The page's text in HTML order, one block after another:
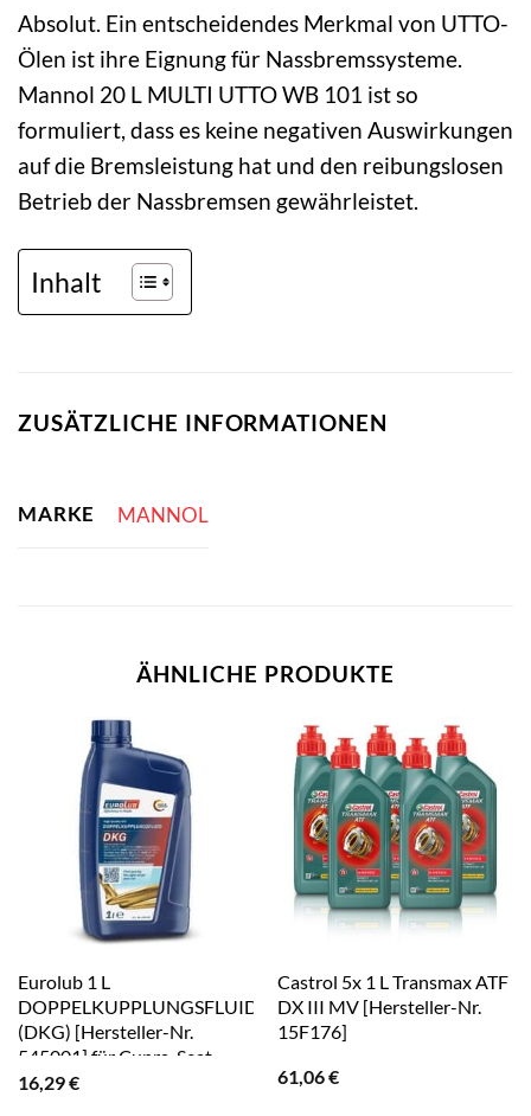
Absolut. Ein entscheidendes Merkmal von UTTO-
Ölen ist ihre Eignung für Nassbremssysteme.
Mannol 20 L MULTI UTTO WB 101 ist so
formuliert, dass es keine negativen Auswirkungen
auf die Bremsleistung hat und den reibungslosen
Betrieb der Nassbremsen gewährleistet.
Inhalt
ZUSÄTZLICHE INFORMATIONEN
MARKE MANNOL
ÄHNLICHE PRODUKTE
Eurolub 1 L
DOPPELKUPPLUNGSFLUID
(DKG) [Hersteller-Nr.
545001] für Cupra, Seat,
Citroën, Ford Usa, Ford,
16,29€
Castrol 5x 1 L Transmax ATF
DX III MV [Hersteller-Nr.
15F176]
61,06€